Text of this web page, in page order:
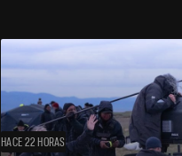
HACE 22 HORAS